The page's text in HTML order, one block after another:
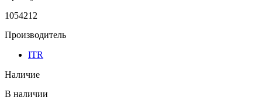
1054212
Производитель
ITR
Наличие
В наличии